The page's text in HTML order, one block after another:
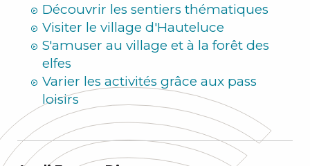
Découvrir les sentiers thématiques
Visiter le village d'Hauteluce
S'amuser au village et à la forêt des
elfes
Varier les activités grâce aux pass
loisirs